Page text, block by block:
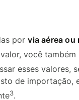
porvia aérea ou
você
esses valores,
de importação,
3.